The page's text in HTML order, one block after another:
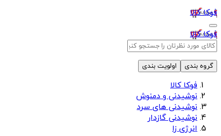
فوکا کالا
فوکا کالا
گروه بندی اولویت بندی
فوکا کالا
نوشیدنی و دمنوش
نوشیدنی های سرد
نوشیدنی گازدار
انرژی زا